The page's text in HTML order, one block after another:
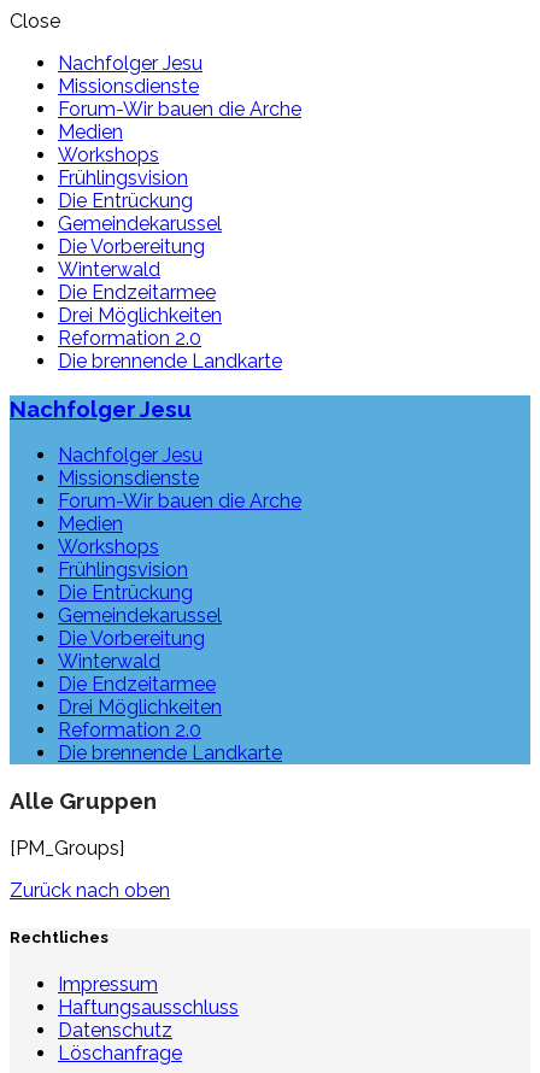
Close
Nachfolger Jesu
Missionsdienste
Forum-Wir bauen die Arche
Medien
Workshops
Frühlingsvision
Die Entrückung
Gemeindekarussel
Die Vorbereitung
Winterwald
Die Endzeitarmee
Drei Möglichkeiten
Reformation 2.0
Die brennende Landkarte
Nachfolger Jesu
Nachfolger Jesu
Missionsdienste
Forum-Wir bauen die Arche
Medien
Workshops
Frühlingsvision
Die Entrückung
Gemeindekarussel
Die Vorbereitung
Winterwald
Die Endzeitarmee
Drei Möglichkeiten
Reformation 2.0
Die brennende Landkarte
Alle Gruppen
[PM_Groups]
Zurück nach oben
Rechtliches
Impressum
Haftungsausschluss
Datenschutz
Löschanfrage